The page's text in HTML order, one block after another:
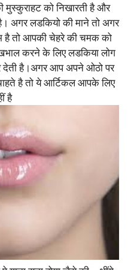
को निखारती है और
अगर लडकियो की माने तो अगर
तो आपकी चेहरे की चमक को
करने के लिए लडकिया लोग
देती है।अगर आप अपने ओठो पर
है तो ये आर्टिकल आपके लिए
है